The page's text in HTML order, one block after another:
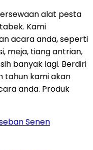
alat pesta
Kami
acara anda, seperti
meja, tiang antrian,
banyak lagi. Berdiri
tahun kami akan
anda. Produk